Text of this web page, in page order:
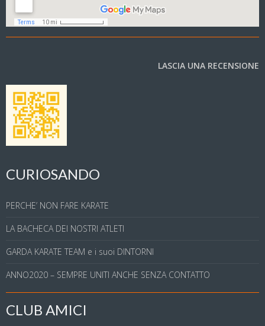
LASCIA UNA RECENSIONE
CURIOSANDO
PERCHE’ NON FARE KARATE
LA BACHECA DEI NOSTRI ATLETI
GARDA KARATE TEAM e i suoi DINTORNI
ANNO2020 – SEMPRE UNITI ANCHE SENZA CONTATTO
CLUB AMICI